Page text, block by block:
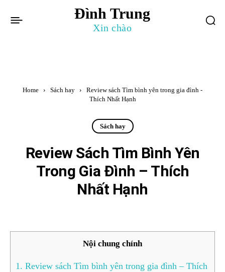
Đình Trung
Xin chào
Home Sách hay
Review sách Tìm bình yên trong gia đình -
Thích Nhất Hạnh
Sách hay
Review Sách Tìm Bình Yên
Trong Gia Đình – Thích
Nhất Hạnh
Nội chung chính
1. Review sách Tìm bình yên trong gia đình – Thích